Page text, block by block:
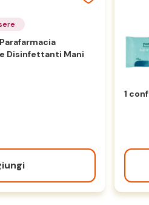
Disinfettanti Mani
1 conf